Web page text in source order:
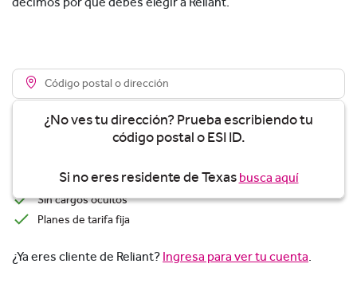
¿No ves tu dirección? Prueba escribiendo tu
código postal o ESI ID.
Si no eres residente de Texas busca aquí
Ver planes
Precios transparentes
Sin cargos ocultos
Planes de tarifa fija
¿Ya eres cliente de Reliant? Ingresa para ver tu cuenta